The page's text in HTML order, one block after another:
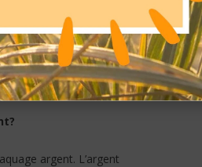
simplement d’observer
il y a. En effet la
argent et permet de
argent. L’argent